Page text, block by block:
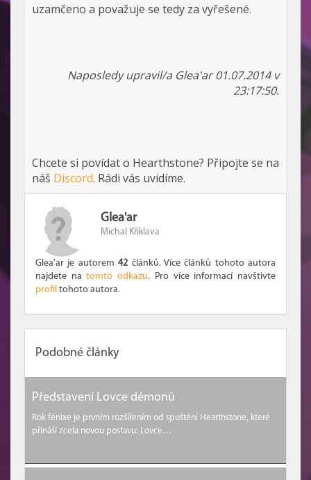
uzamčeno a považuje se tedy za vyřešené.
Naposledy upravil/a Glea'ar 01.07.2014 v
23:17:50.
Chcete si povídat o Hearthstone? Připojte se na
náš Discord. Rádi vás uvidíme.
Glea'ar
Michal Křiklava
Glea'ar je autorem42 článků. Více článků tohoto autora
najdete natomto odkazu. Pro více informací navštivte
profil tohoto autora.
Podobné články
Představení Lovce démonů
Rok fénixe je prvním rozšířením od spuštění Hearthstone, které
přináší zcela novou postavu: Lovce…